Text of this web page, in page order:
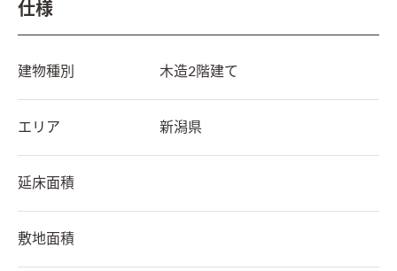
仕様
建物種別 木造2階建て
エリア 新潟県
延床面積
敷地面積